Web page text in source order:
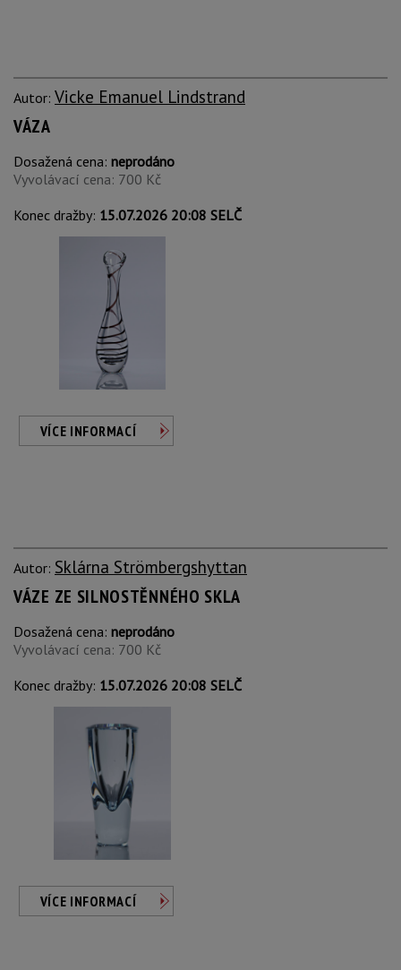
Autor: Vicke Emanuel Lindstrand
VÁZA
Dosažená cena: neprodáno
Vyvolávací cena: 700 Kč
Konec dražby: 15.07.2026 20:08 SELČ
VÍCE INFORMACÍ
Autor: Sklárna Strömbergshyttan
VÁZE ZE SILNOSTĚNNÉHO SKLA
Dosažená cena: neprodáno
Vyvolávací cena: 700 Kč
Konec dražby: 15.07.2026 20:08 SELČ
VÍCE INFORMACÍ